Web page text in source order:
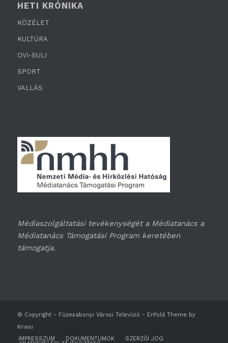
HETI KRÓNIKA
KÖZÉLET
KULTÚRA
OVI-SULI
SPORT
VALLÁS
Médiaszolgáltatási tevékenységét a Médiatanács a
Médiatanács Támogatási Program keretében
támogatja.
© Copyright - Füzesabonyi Városi Televízió - Enfold Theme by
Kriesi
IMPRESSZUM
DOKUMENTUMOK SZERZŐI JOG